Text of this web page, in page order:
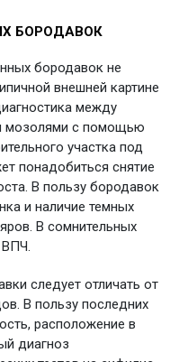
БОРОДАВОК
бородавок не
внешней картине
между
мозолями с помощью
участка под
понадобиться снятие
В пользу бородавок
и наличие темных
В сомнительных
следует отличать от
В пользу последних
расположение в
диагноз